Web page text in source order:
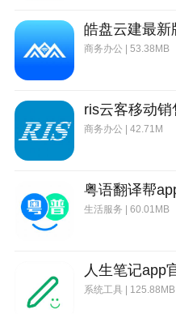
商务办公 | 53.38MB
商务办公 | 42.71M
生活服务 | 60.01MB
系统工具 | 125.88MB